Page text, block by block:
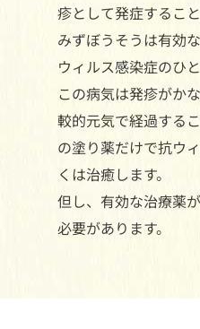
疹として発症すること
みずぼうそうは有効
ウィルス感染症のひと
この病気は発疹がか
較的元気で経過する
の塗り薬だけで抗ウ
くは治癒します。
但し、有効な治療薬
必要があります。